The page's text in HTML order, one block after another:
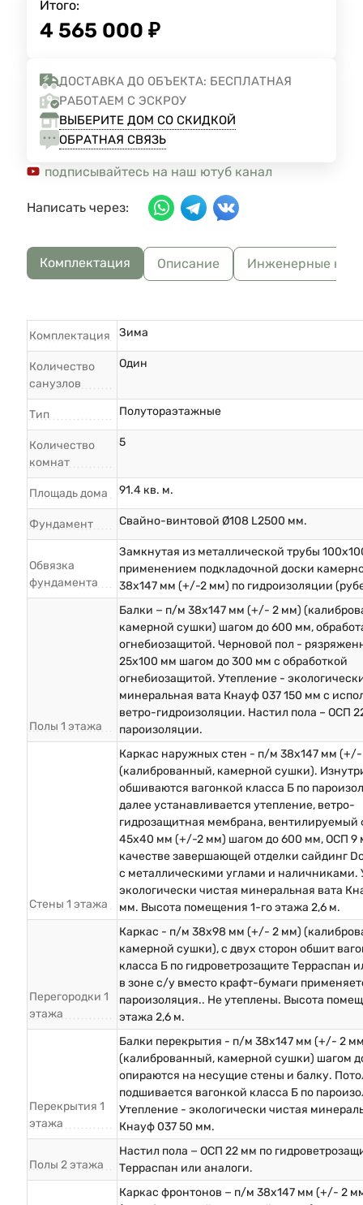
Итого:
4 565 000 ₽
ДОСТАВКА ДО ОБЪЕКТА: БЕСПЛАТНАЯ
РАБОТАЕМ С ЭСКРОУ
ВЫБЕРИТЕ ДОМ СО СКИДКОЙ
ОБРАТНАЯ СВЯЗЬ
подписывайтесь на наш ютуб канал
Написать через:
Комплектация Описание Инженерные
Комплектация Зима
Количество
санузлов
Один
Тип Полутораэтажные
Количество
комнат
5
Площадь дома 91.4 кв. м.
Фундамент Свайно-винтовой Ø108 L2500 мм.
Обвязка
фундамента
Замкнутая из металлической трубы
применением подкладочной доски
38х147 мм (+/-2 мм) по гидроизоляции
Полы 1 этажа
Балки − п/м 38х147 мм (+/- 2 мм)
камерной сушки) шагом до 600 мм,
огнебиозащитой. Черновой пол -
25х100 мм шагом до 300 мм с обработкой
огнебиозащитой. Утепление -
минеральная вата Кнауф 037 150 мм с
ветро-гидроизоляции. Настил пола – ОСП
пароизоляции.
Стены 1 этажа
Каркас наружных стен - п/м 38х147 мм
(калиброванный, камерной сушки).
обшиваются вагонкой класса Б по
далее устанавливается утепление, ветро-
гидрозащитная мембрана,
45х40 мм (+/-2 мм) шагом до 600 мм, ОСП 9
качестве завершающей отделки сайдинг
с металлическими углами и наличниками.
экологически чистая минеральная вата
мм. Высота помещения 1-го этажа 2,6 м.
Перегородки 1
этажа
Каркас - п/м 38х98 мм (+/- 2 мм)
камерной сушки), с двух сторон обшит
класса Б по гидроветрозащите Терраспан
в зоне с/у вместо крафт-бумаги
пароизоляция.. Не утеплены. Высота
этажа 2,6 м.
Перекрытия 1
этажа
Балки перекрытия - п/м 38х147 мм (+/- 2
(калиброванный, камерной сушки) шагом
опираются на несущие стены и балку.
подшивается вагонкой класса Б по
Утепление - экологически чистая
Кнауф 037 50 мм.
Полы 2 этажа
Настил пола − ОСП 22 мм по
Терраспан или аналоги.
Каркас фронтонов − п/м 38х147 мм (+/- 2